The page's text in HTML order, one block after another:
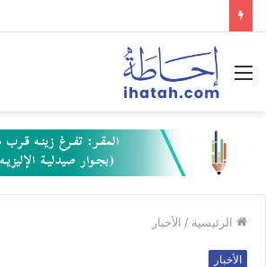
القائمة
الرئيسية / الأخبار
الأخبار